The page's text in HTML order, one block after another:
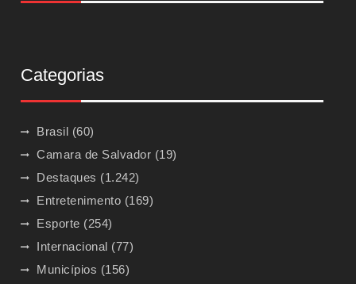
Categorias
Brasil (60)
Camara de Salvador (19)
Destaques (1.242)
Entretenimento (169)
Esporte (254)
Internacional (77)
Municípios (156)